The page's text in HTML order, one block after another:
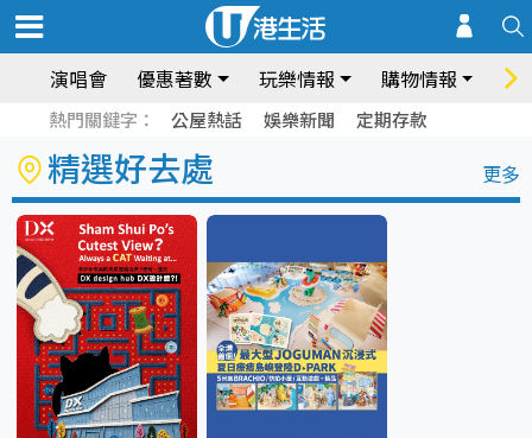
演唱會 優惠著數 玩樂情報 購物情報 飲
熱門關鍵字： 公屋熱話 娛樂新聞 定期存款
精選好去處 更多